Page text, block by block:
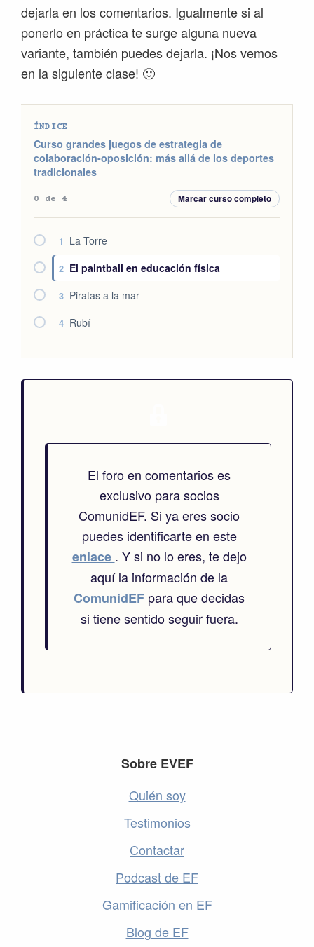
dejarla en los comentarios. Igualmente si al
ponerlo en práctica te surge alguna nueva
variante, también puedes dejarla. ¡Nos vemos
en la siguiente clase! 🙂
ÍNDICE
Curso grandes juegos de estrategia de
colaboración-oposición: más allá de los deportes
tradicionales
0 de 4 Marcar curso completo
1 La Torre
2 El paintball en educación física
3 Piratas a la mar
4 Rubí
El foro en comentarios es
exclusivo para socios
ComunidEF. Si ya eres socio
puedes identificarte en este
enlace . Y si no lo eres, te dejo
aquí la información de la
ComunidEF para que decidas
si tiene sentido seguir fuera.
Sobre EVEF
Quién soy
Testimonios
Contactar
Podcast de EF
Gamificación en EF
Blog de EF